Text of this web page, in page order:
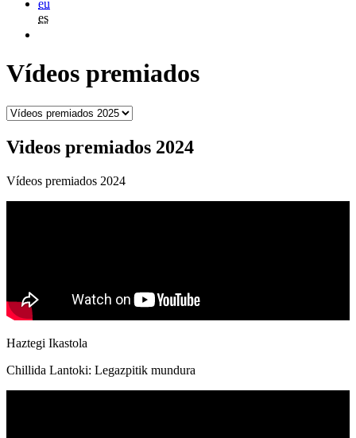
eu
es
Vídeos premiados
Videos premiados 2024
Vídeos premiados 2024
Haztegi Ikastola
Chillida Lantoki: Legazpitik mundura